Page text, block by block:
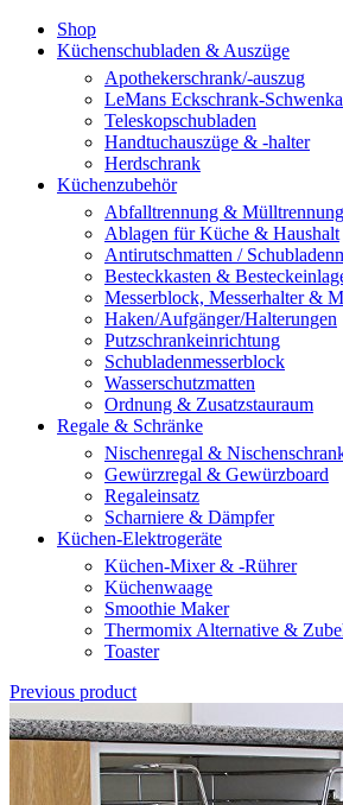
Shop
Küchenschubladen & Auszüge
Apothekerschrank/-auszug
LeMans Eckschrank-
Teleskopschubladen
Handtuchauszüge & -halter
Herdschrank
Küchenzubehör
Abfalltrennung & Mülltrennung
Ablagen für Küche & Haushalt
Antirutschmatten /
Besteckkasten &
Messerblock, Messerhalter &
Haken/Aufgänger/Halterungen
Putzschrankeinrichtung
Schubladenmesserblock
Wasserschutzmatten
Ordnung & Zusatzstauraum
Regale & Schränke
Nischenregal &
Gewürzregal & Gewürzboard
Regaleinsatz
Scharniere & Dämpfer
Küchen-Elektrogeräte
Küchen-Mixer & -Rührer
Küchenwaage
Smoothie Maker
Thermomix Alternative &
Toaster
Previous product